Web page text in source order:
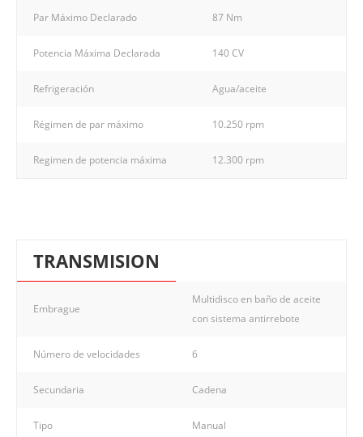
Par Máximo Declarado 87 Nm
Potencia Máxima Declarada 140 CV
Refrigeración Agua/aceite
Régimen de par máximo 10.250 rpm
Regimen de potencia máxima 12.300 rpm
TRANSMISION
Embrague
Multidisco en baño de aceite
con sistema antirrebote
Número de velocidades 6
Secundaria Cadena
Tipo Manual